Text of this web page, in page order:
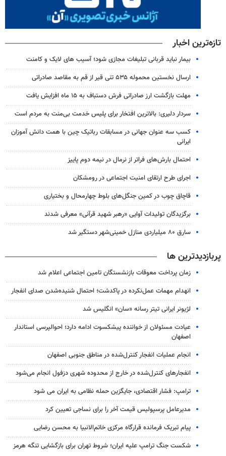
تازه‌ترین اخبار
بیمار نباید قربانی تبلیغات مجازی شود؛ آسیب های لایک و کامنت
ارسال نخستین محموله ۵۳۵ تنی قیر از قم به مقاصد صادراتی
مهلت بازگشت ارز صادراتی فرش دستباف به ۱۵ ماه افزایش یافت
سردار دلیری: بالاترین افتخار برای پلیس خدمت بی‌منت به مردم است
کسب سه عنوان جهانی در مسابقات رباتیک چین با همت دانش آموزان
ایرانی
احتمال بارش‌های فراتر از نرمال در نیمه دوم پاییز
اجرای طرح ارتقای امنیت اجتماعی در رومشکان
قاچاق چوب در کمین جنگل‌های بلوط چهارمحال و بختیاری
برگزیدگان تولیدات آوایی «رهبر شهید قرآنی» معرفی شدند
سارق ۸۰ میلیاردی منازل خمینی‌شهر دستگیر شد
پربازدیدترین ها
زمان پرداخت معوقات بازنشستگان تامین اجتماعی اعلام شد
انهدام مهمات عمل‌نکرده در پاکدشت؛ احتمال شنیده‌شدن صدای انفجار
لژیونر ایرانی تیتر رسانه «سان» انگلیس شد
عیادت مسئولان از خواننده پیشکسوت ادامه دارد؛ احوالپرسی استاندار
اصفهان
انجام عملیات انفجار کنترل‌شده در مناطق جنوبی اصفهان
انفجارهای کنترل‌شده در خارج از محدوده شهری دزفول انجام می‌شود
ترامپ: فشار اقتصادی، جایگزین حمله نظامی به ایران می شود
مدیرعامل پرسپولیس قیمت آخر را برای نساجی تعیین کرد
پیام تبریک فرمانده قرارگاه مرکزی خاتم‌الانبیا به محسن رضایی
شکست جنگ ترامپ علیه ایران؛ شروط تهران برای بازگشایی تنگه هرمز